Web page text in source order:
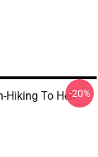
Hiking To Hell-20%